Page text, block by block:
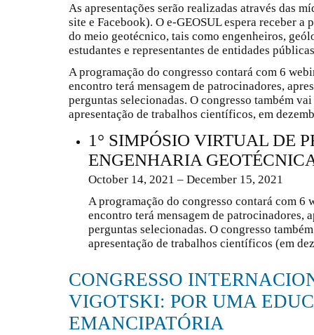
As apresentações serão realizadas através das
site e Facebook). O e-GEOSUL espera receber
do meio geotécnico, tais como engenheiros,
estudantes e representantes de entidades
A programação do congresso contará com 6
encontro terá mensagem de patrocinadores,
perguntas selecionadas. O congresso também
apresentação de trabalhos científicos, em
1° SIMPÓSIO VIRTUAL DE
ENGENHARIA
October 14, 2021 – December 15, 2021
A programação do congresso contará com 6
encontro terá mensagem de patrocinadores,
perguntas selecionadas. O congresso
apresentação de trabalhos científicos (em
CONGRESSO
VIGOTSKI: POR UMA
EMANCIPATÓRIA